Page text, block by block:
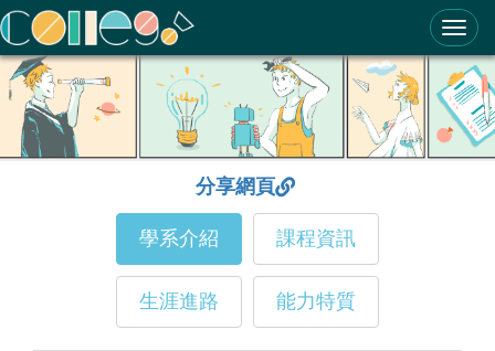
ColleGo! 大學選才與高中育才輔助系統
分享網頁
學系介紹 課程資訊
生涯進路 能力特質